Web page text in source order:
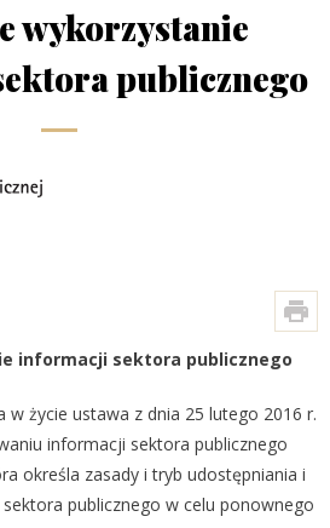
wykorzystanie
publicznego
informacji sektora publicznego
w życie ustawa z dnia 25 lutego 2016 r.
informacji sektora publicznego
określa zasady i tryb udostępniania i
publicznego w celu ponownego